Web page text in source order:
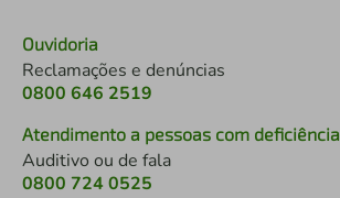
Ouvidoria
Reclamações e denúncias
0800 646 2519
Atendimento a pessoas com deficiência
Auditivo ou de fala
0800 724 0525